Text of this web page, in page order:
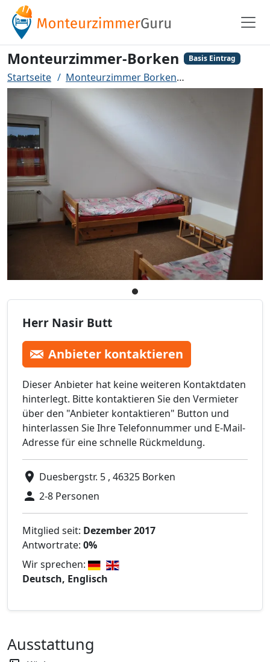
Monteurzimmer-Borken Basis Eintrag
Startseite Monteurzimmer Borken
Herr Nasir Butt
Anbieter kontaktieren
Dieser Anbieter hat keine weiteren Kontaktdaten
hinterlegt. Bitte kontaktieren Sie den Vermieter
über den "Anbieter kontaktieren" Button und
hinterlassen Sie Ihre Telefonnummer und E-Mail-
Adresse für eine schnelle Rückmeldung.
Duesbergstr. 5 , 46325 Borken
2-8 Personen
Mitglied seit: Dezember 2017
Antwortrate: 0%
Wir sprechen:
Deutsch, Englisch
Ausstattung